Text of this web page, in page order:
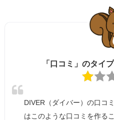
「口コミ」のタイ
DIVER（ダイバー）の口コ
はこのような口コミを作る